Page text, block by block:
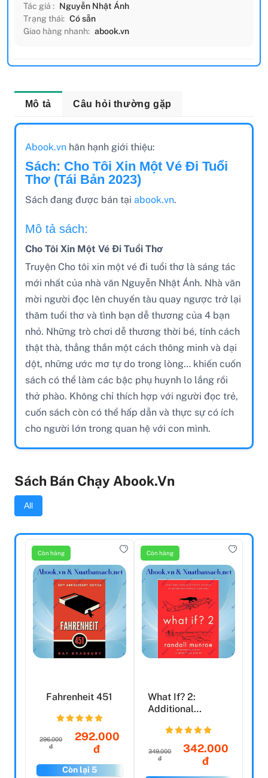
Tác giả : Nguyễn Nhật Ánh
Trạng thái: Có sẵn
Giao hàng nhanh: abook.vn
Mô tả Câu hỏi thường gặp
Abook.vnhân hạnh giới thiệu:
Sách: Cho Tôi Xin Một Vé Đi Tuổi
Thơ (Tái Bản 2023)
Sách đang được bán tại abook.vn.
Mô tả sách:
Cho Tôi Xin Một Vé Đi Tuổi Thơ
Truyện Cho tôi xin một vé đi tuổi thơ là sáng tác
mới nhất của nhà văn Nguyễn Nhật Ánh. Nhà văn
mời người đọc lên chuyến tàu quay ngược trở lại
thăm tuổi thơ và tình bạn dễ thương của 4 bạn
nhỏ. Những trò chơi dễ thương thời bé, tính cách
thật thà, thẳng thắn một cách thông minh và dại
dột, những ước mơ tự do trong lòng… khiến cuốn
sách có thể làm các bậc phụ huynh lo lắng rồi
thở phào. Không chỉ thích hợp với người đọc trẻ,
cuốn sách còn có thể hấp dẫn và thực sự có ích
cho người lớn trong quan hệ với con mình.
Sách Bán Chạy Abook.vn
All
Còn hàng
Fahrenheit 451
296.000
đ
292.000
đ
Còn lại 5
Còn hàng
What If? 2:
Additional
Answers ...
349.000
đ
342.000
đ